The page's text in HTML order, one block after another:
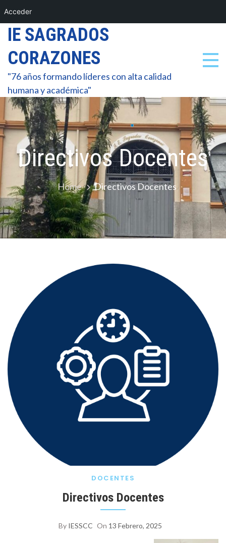
Acceder
Skip
content
IE SAGRADOS
CORAZONES
"76 años formando líderes con alta calidad
humana y académica"
Directivos Docentes
Home Directivos Docentes
DOCENTES
Directivos Docentes
By IESSCC On 13 Febrero, 2025